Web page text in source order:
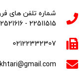
22511515 - 22521616 - 26301801
02122332307